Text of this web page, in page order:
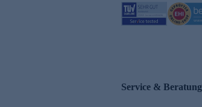
Service & Beratung